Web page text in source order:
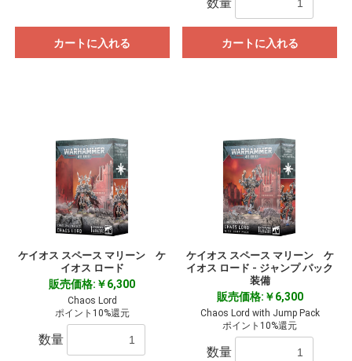
カートに入れる
数量
カートに入れる
ケイオス スペース マリーン ケ
イオス ロード
販売価格:￥6,300
Chaos Lord
ポイント10%還元
数量
ケイオス スペース マリーン ケ
イオス ロード - ジャンプ パック
装備
販売価格:￥6,300
Chaos Lord with Jump Pack
ポイント10%還元
数量